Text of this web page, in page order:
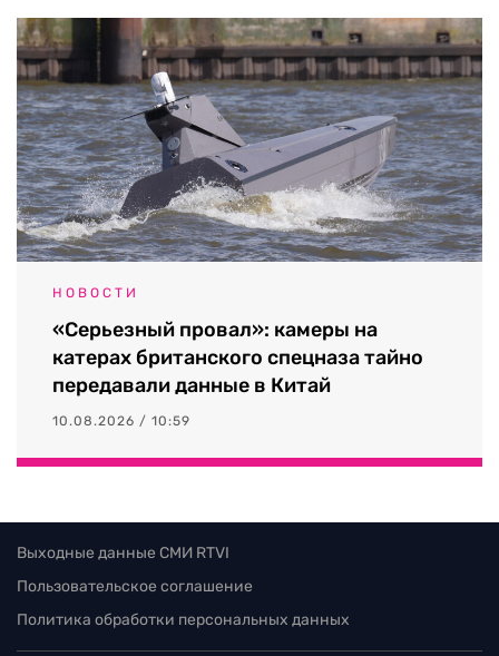
НОВОСТИ
«Серьезный провал»: камеры на
катерах британского спецназа тайно
передавали данные в Китай
10.08.2026 / 10:59
Выходные данные СМИ RTVI
Пользовательское соглашение
Политика обработки персональных данных